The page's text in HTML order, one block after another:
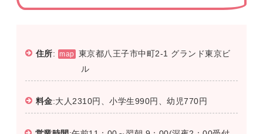
住所: map
東京都八王子市中町2-1 グランド東京ビ
ル
料金:大人2310円、小学生990円、幼児770円